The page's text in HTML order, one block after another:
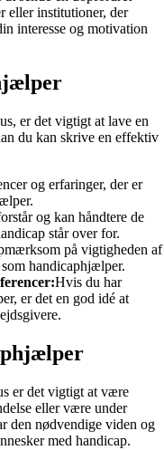
eller institutioner, der
interesse og motivation
er det vigtigt at lave en
du kan skrive en effektiv
og erfaringer, der er
og kan håndtere de
står over for.
på vigtigheden af
handicaphjælper.
Hvis du har
er det en god idé at
er det vigtigt at være
eller være under
den nødvendige viden og
med handicap.